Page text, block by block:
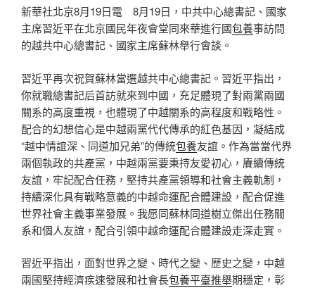
新華社北京8月19日電 8月19日，中共中心總書記、國家
主席習近平在北京國民年夜會堂同來華進行國包養事訪問
的越共中心總書記、國家主席蘇林舉行會談。
習近平再次祝賀蘇林當選越共中心總書記。習近平指出，
你就職總書記后首訪就來到中國，充足體現了對兩黨兩國
關系的高度重視，也體現了中越關系的高程度和戰略性。
配合的幻想信心是中越兩黨代代傳承的紅色基因，凝結成
“越中情誼深、同道加兄弟”的傳統包養友誼。作為當當代界
兩個執政的共產黨，中越兩黨要秉持友愛初心，賡續傳統
友誼，牢記配合任務，堅持共產黨領導和社會主義軌制，
持續深化具有戰略意義的中越命運配合體建設，配合促進
世界社會主義事業發展。我愿同蘇林同道樹立傑出任務關
系和個人友誼，配合引領中越命運配合體建設走深走實。
習近平指出，面對世界之變、時代之變、歷史之變，中越
兩國堅持經濟疾速發展和社會長包養平臺推舉期穩定，彰